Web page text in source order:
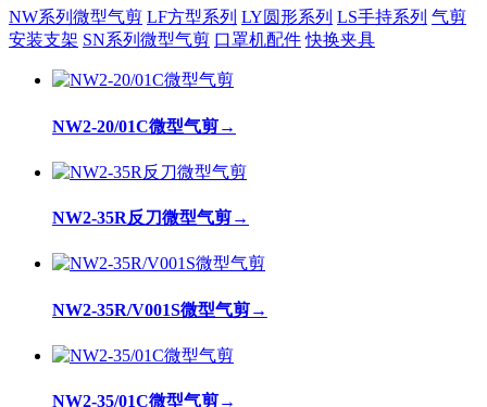
NW系列微型气剪 LF方型系列 LY圆形系列 LS手持系列 气剪
安装支架 SN系列微型气剪 口罩机配件 快换夹具
NW2-20/01C微型气剪→
NW2-35R反刀微型气剪→
NW2-35R/V001S微型气剪→
NW2-35/01C微型气剪→